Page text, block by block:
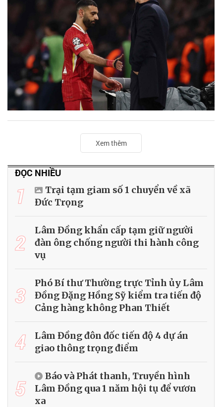
Xem thêm
ĐỌC NHIỀU
1
Trại tạm giam số 1 chuyển về xã
Đức Trọng
2
Lâm Đồng khẩn cấp tạm giữ người
đàn ông chống người thi hành công
vụ
3
Phó Bí thư Thường trực Tỉnh ủy Lâm
Đồng Đặng Hồng Sỹ kiểm tra tiến độ
Cảng hàng không Phan Thiết
4
Lâm Đồng đôn đốc tiến độ 4 dự án
giao thông trọng điểm
5
Báo và Phát thanh, Truyền hình
Lâm Đồng qua 1 năm hội tụ để vươn
xa